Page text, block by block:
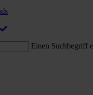
Einen Suchbegriff